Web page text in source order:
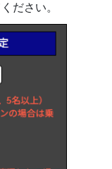
ださい。